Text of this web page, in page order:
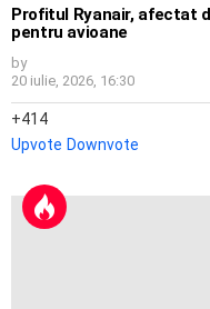
Profitul Ryanair, afectat
pentru avioane
by
20 iulie, 2026, 16:30
414
Upvote Downvote